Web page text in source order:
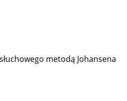
metodą Johansena